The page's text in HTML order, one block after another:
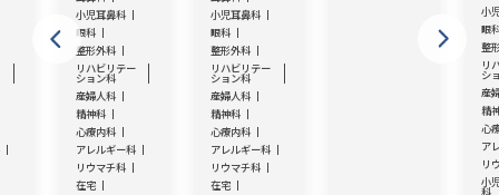
小児耳鼻科
眼科
整形外科
リハビリテー
ション科
産婦人科
精神科
心療内科
アレルギー科
リウマチ科
在宅
小児耳鼻科
眼科
整形外科
リハビリテー
ション科
産婦人科
精神科
心療内科
アレルギー科
リウマチ科
在宅
小
眼
整
リ
シ
産
精
心
ア
リ
小